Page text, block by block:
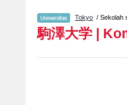
Tokyo / Sekolah
駒澤大学 |